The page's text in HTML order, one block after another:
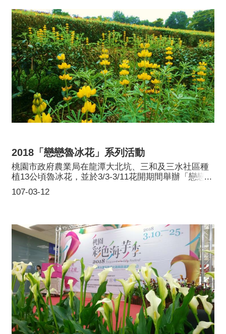
大葉山欖)20株、灌木(仙丹、赤楠、石斑木、女
貞)2,000株，為本市市容增添綠意，並打造一座能夠
森呼吸的城市之肺。本次活動除了與行政院農業委員
會林務局新竹林區管理處、楊梅區公所及楊梅區農會
共同舉辦外，也有許多企業團體帶頭參與，包括台灣
松下電器股份有限公司(Panasonic)集團、華城電機股
份有限公司、銘鈺精密工業股份有限公司、財團法人
電路板環境公益基金會、群翊工業股份有限公司、旭
源營造工程股份有限公司；及公益、親子團體，包括
慈心有機農業發展基金會、草地媽媽教育團等共同參
與，同時也邀請上田國小、瑞原國小及瑞原國中學生
一同參與，透過植樹活動，落實綠色低碳生活並培養
2018「戀戀魯冰花」系列活動
107-03-12
桃園市政府農業局在龍潭大北坑、三和及三水社區種
植13公頃魯冰花，並於3/3-3/11花開期間舉辦「戀戀魯
冰花」系列活動，包含主會場音樂饗宴及社區音樂
會、感恩奉茶活動、寫生比賽、各式體驗活動及現場